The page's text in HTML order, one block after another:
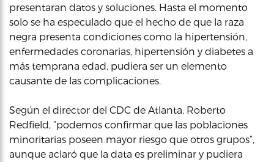
presentaran datos y soluciones. Hasta el momento
solo se ha especulado que el hecho de que la raza
negra presenta condiciones como la hipertensión,
enfermedades coronarias, hipertensión y diabetes a
más temprana edad, pudiera ser un elemento
causante de las complicaciones.
Según el director del CDC de Atlanta, Roberto
Redfield, “podemos confirmar que las poblaciones
minoritarias poseen mayor riesgo que otros grupos”,
aunque aclaró que la data es preliminar y pudiera